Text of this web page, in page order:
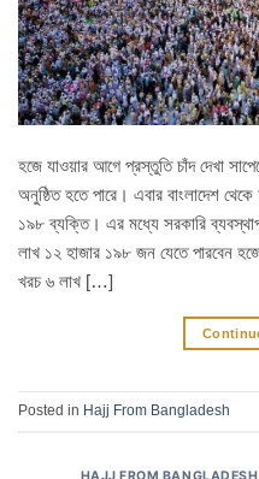
হজে যাওয়ার আগে প্রস্তুতি চাঁদ দেখা
অনুষ্ঠিত হতে পারে। এবার বাংলাদেশ
১৯৮ ব্যক্তি। এর মধ্যে সরকারি
লাখ ১২ হাজার ১৯৮ জন যেতে পারবেন
খরচ ৬ লাখ […]
Posted in Hajj From Bangladesh